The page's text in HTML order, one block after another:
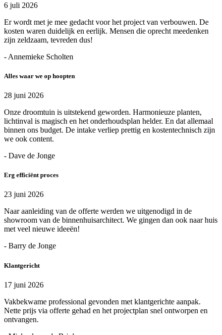
6 juli 2026
Er wordt met je mee gedacht voor het project van verbouwen. De
kosten waren duidelijk en eerlijk. Mensen die oprecht meedenken
zijn zeldzaam, tevreden dus!
- Annemieke Scholten
Alles waar we op hoopten
28 juni 2026
Onze droomtuin is uitstekend geworden. Harmonieuze planten,
lichtinval is magisch en het onderhoudsplan helder. En dat allemaal
binnen ons budget. De intake verliep prettig en kostentechnisch zijn
we ook content.
- Dave de Jonge
Erg efficiënt proces
23 juni 2026
Naar aanleiding van de offerte werden we uitgenodigd in de
showroom van de binnenhuisarchitect. We gingen dan ook naar huis
met veel nieuwe ideeën!
- Barry de Jonge
Klantgericht
17 juni 2026
Vakbekwame professional gevonden met klantgerichte aanpak.
Nette prijs via offerte gehad en het projectplan snel ontworpen en
ontvangen.